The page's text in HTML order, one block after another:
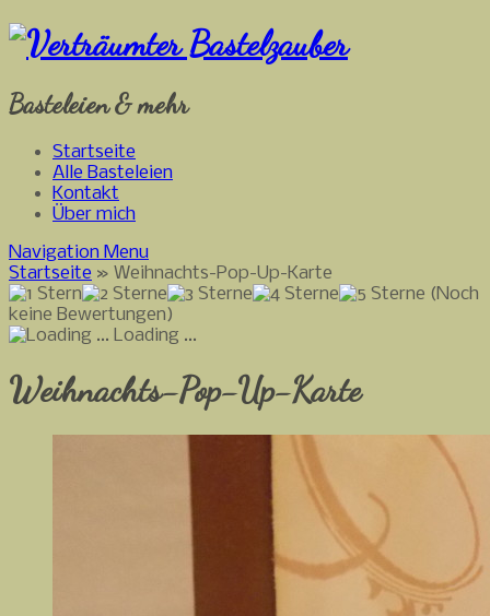
Basteleien & mehr
Startseite
Alle Basteleien
Kontakt
Über mich
Navigation Menu
Startseite » Weihnachts-Pop-Up-Karte
(Noch
keine Bewertungen)
Loading ...
Weihnachts-Pop-Up-Karte